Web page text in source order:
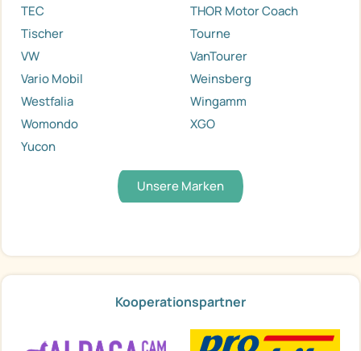
TEC
THOR Motor Coach
Tischer
Tourne
VW
VanTourer
Vario Mobil
Weinsberg
Westfalia
Wingamm
Womondo
XGO
Yucon
Unsere Marken
Kooperationspartner